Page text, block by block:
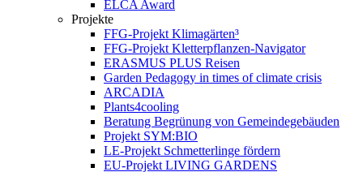
ELCA Award
Projekte
FFG-Projekt Klimagärten³
FFG-Projekt Kletterpflanzen-Navigator
ERASMUS PLUS Reisen
Garden Pedagogy in times of climate crisis
ARCADIA
Plants4cooling
Beratung Begrünung von Gemeindegebäuden
Projekt SYM:BIO
LE-Projekt Schmetterlinge fördern
EU-Projekt LIVING GARDENS